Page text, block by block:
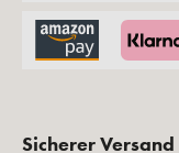
Sicherer Versand